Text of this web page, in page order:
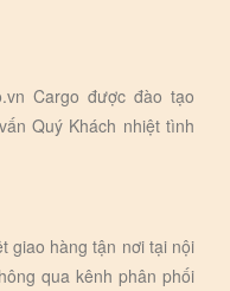
Cargo được đào tạo
Quý Khách nhiệt tình
giao hàng tận nơi tại nội
qua kênh phân phối